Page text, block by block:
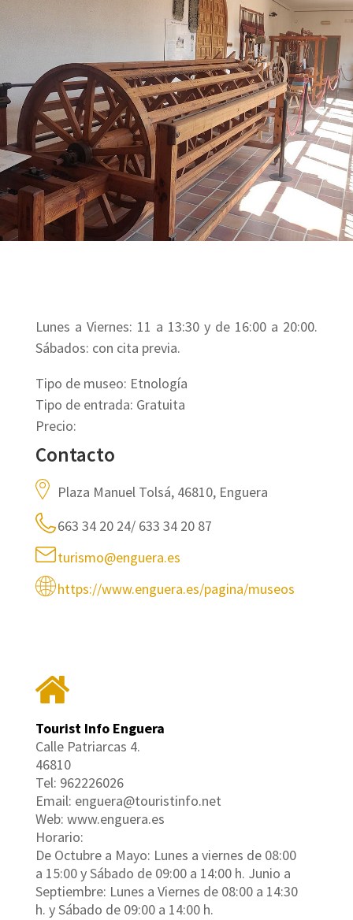
Lunes a Viernes: 11 a 13:30 y de 16:00 a 20:00.
Sábados: con cita previa.
Tipo de museo: Etnología
Tipo de entrada: Gratuita
Precio:
Contacto
Plaza Manuel Tolsá, 46810, Enguera
663 34 20 24/ 633 34 20 87
turismo@enguera.es
https://www.enguera.es/pagina/museos
Tourist Info Enguera
Calle Patriarcas 4.
46810
Tel: 962226026
Email: enguera@touristinfo.net
Web: www.enguera.es
Horario:
De Octubre a Mayo: Lunes a viernes de 08:00
a 15:00 y Sábado de 09:00 a 14:00 h. Junio a
Septiembre: Lunes a Viernes de 08:00 a 14:30
h. y Sábado de 09:00 a 14:00 h.